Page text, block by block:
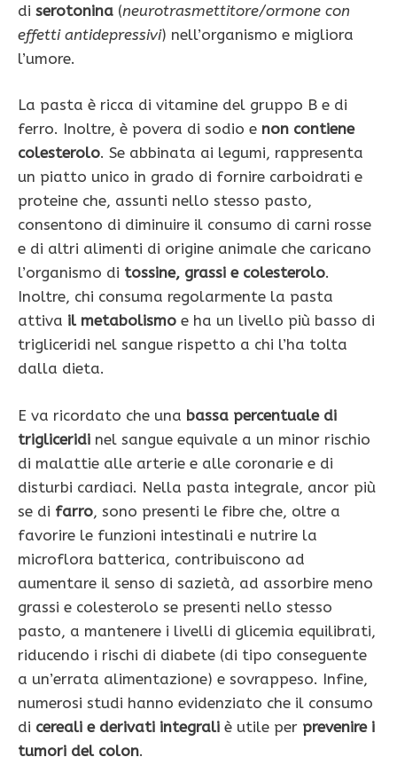
di serotonina (neurotrasmettitore/ormone con
effet­ti antidepressivi) nell’organismo e migliora
l’umore.
La pasta è ricca di vitamine del gruppo B e di
ferro. Inoltre, è povera di sodio e non contiene
colesterolo. Se abbinata ai legumi, rappresenta
un piatto unico in grado di fornire carboidrati e
proteine che, assunti nello stesso pasto,
consentono di diminuire il consumo di carni rosse
e di altri alimenti di origine animale che caricano
l’organismo di tossine, grassi e colesterolo.
Inoltre, chi consuma regolarmente la pasta
attiva il metabolismo e ha un livello più basso di
trigliceridi nel sangue rispetto a chi l’ha tolta
dalla dieta.
E va ricordato che una bassa percentuale di
trigliceridi nel sangue equivale a un minor rischio
di malattie alle arterie e alle coronarie e di
disturbi cardiaci. Nella pasta integrale, ancor più
se di farro, sono presenti le fibre che, oltre a
favorire le funzioni intestinali e nutrire la
microflora batterica, contribuiscono ad
aumentare il senso di sazietà, ad assorbire meno
grassi e colesterolo se presenti nello stesso
pasto, a mantenere i livelli di glicemia equilibrati,
riducendo i rischi di diabete (di tipo conseguente
a un’errata alimentazione) e sovrappeso. Infine,
numerosi studi hanno evidenziato che il consumo
di cereali e derivati integrali è utile per prevenire i
tumori del colon.